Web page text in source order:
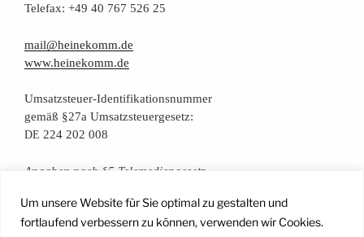
Um unsere Website für Sie optimal zu gestalten und
fortlaufend verbessern zu können, verwenden wir Cookies.
Tele­fax: +49 40 767 526 25
mail@heinekomm.de
www.heinekomm.de
Umsatz­steu­er-Iden­ti­fi­ka­ti­ons­num­mer
gemäß §27a Umsatzsteuergesetz:
DE 224 202 008
Anga­ben nach §5 Telemediengesetz
Daten­schutz­er­klä­rung